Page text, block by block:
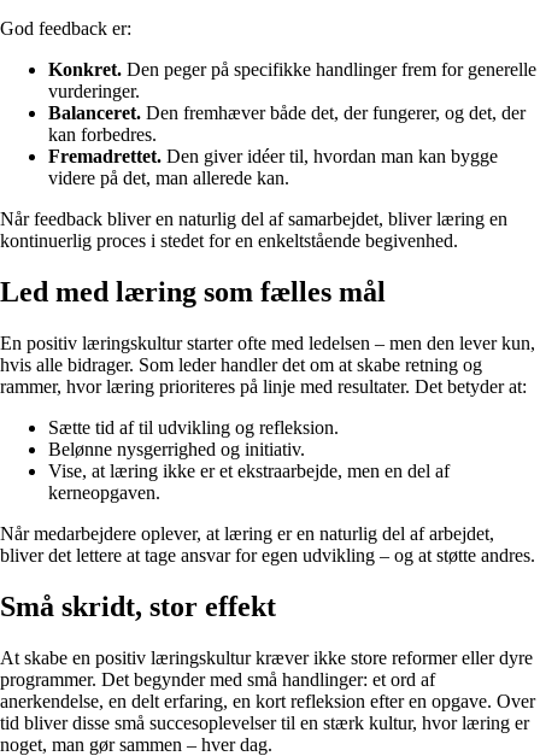
God feedback er:
Konkret. Den peger på specifikke handlinger frem for generelle
vurderinger.
Balanceret. Den fremhæver både det, der fungerer, og det, der
kan forbedres.
Fremadrettet. Den giver idéer til, hvordan man kan bygge
videre på det, man allerede kan.
Når feedback bliver en naturlig del af samarbejdet, bliver læring en
kontinuerlig proces i stedet for en enkeltstående begivenhed.
Led med læring som fælles mål
En positiv læringskultur starter ofte med ledelsen – men den lever kun,
hvis alle bidrager. Som leder handler det om at skabe retning og
rammer, hvor læring prioriteres på linje med resultater. Det betyder at:
Sætte tid af til udvikling og refleksion.
Belønne nysgerrighed og initiativ.
Vise, at læring ikke er et ekstraarbejde, men en del af
kerneopgaven.
Når medarbejdere oplever, at læring er en naturlig del af arbejdet,
bliver det lettere at tage ansvar for egen udvikling – og at støtte andres.
Små skridt, stor effekt
At skabe en positiv læringskultur kræver ikke store reformer eller dyre
programmer. Det begynder med små handlinger: et ord af
anerkendelse, en delt erfaring, en kort refleksion efter en opgave. Over
tid bliver disse små succesoplevelser til en stærk kultur, hvor læring er
noget, man gør sammen – hver dag.